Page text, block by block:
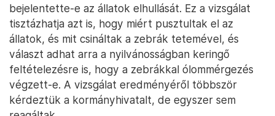
bejelentette-e az állatok elhullását. Ez a vizsgálat
tisztázhatja azt is, hogy miért pusztultak el az
állatok, és mit csináltak a zebrák tetemével, és
választ adhat arra a nyilvánosságban keringő
feltételezésre is, hogy a zebrákkal ólommérgezés
végzett-e. A vizsgálat eredményéről többször
kérdeztük a kormányhivatalt, de egyszer sem